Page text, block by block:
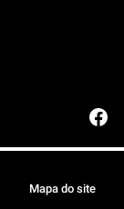
Mapa do site